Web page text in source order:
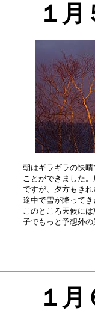
１
朝はギラギラの快
ことができました
ですが、夕方もき
途中で雪が降って
このところ天候に
１